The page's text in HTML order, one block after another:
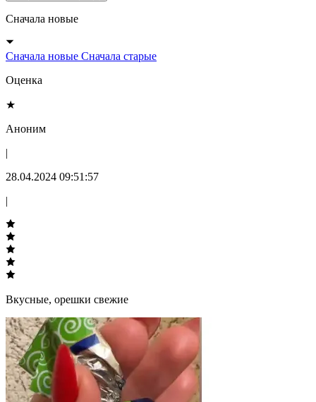
Сначала новые
Сначала новые Сначала старые
Оценка
★
Аноним
|
28.04.2024 09:51:57
|
Вкусные, орешки свежие